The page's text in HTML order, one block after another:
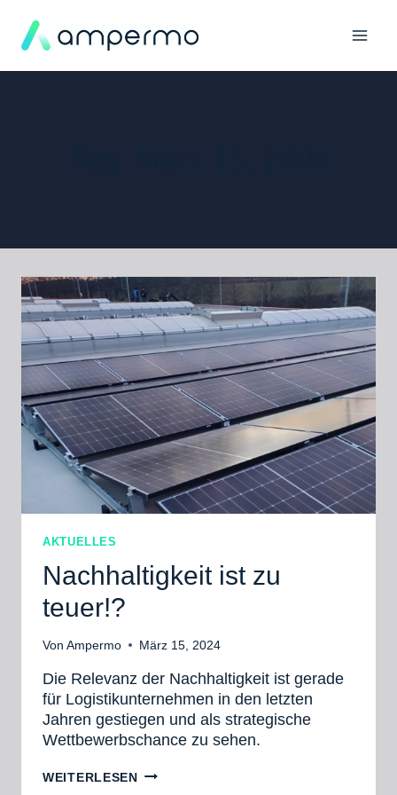
AKTUELLES
Nachhaltigkeit ist zu
teuer!?
Von Ampermo März 15, 2024
Die Relevanz der Nachhaltigkeit ist gerade
für Logistikunternehmen in den letzten
Jahren gestiegen und als strategische
Wettbewerbschance zu sehen.
WEITERLESEN